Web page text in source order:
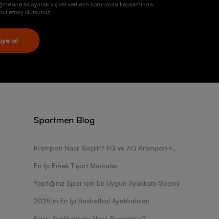
tıklayarak kişisel verilerin korunması kapsamında
etmiş olursunuz.
ol
Sportmen Blog
Krampon Nasıl Seçilir? FG ve AG Krampon Farkları Nelerdir?
En İyi Erkek Tişört Markaları
Yaptığınız Spor için En Uygun Ayakkabı Seçimi
2025’in En İyi Basketbol Ayakkabıları